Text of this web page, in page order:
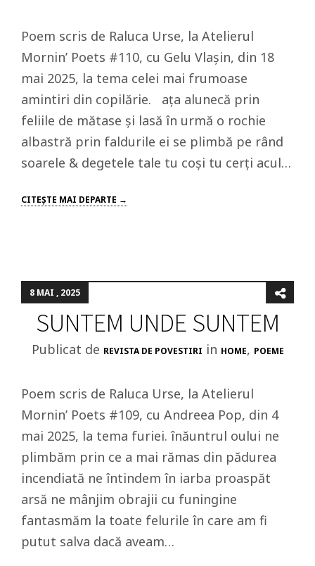
Poem scris de Raluca Urse, la Atelierul
Mornin’ Poets #110, cu Gelu Vlașin, din 18
mai 2025, la tema celei mai frumoase
amintiri din copilărie. ața alunecă prin
feliile de mătase și lasă în urmă o rochie
albastră prin faldurile ei se plimbă pe rând
soarele & degetele tale tu coși tu cerți acul…
CITEŞTE MAI DEPARTE →
8 MAI , 2025
SUNTEM UNDE SUNTEM
Publicat de REVISTA DE POVESTIRI in HOME, POEME
Poem scris de Raluca Urse, la Atelierul
Mornin’ Poets #109, cu Andreea Pop, din 4
mai 2025, la tema furiei. înăuntrul oului ne
plimbăm prin ce a mai rămas din pădurea
incendiată ne întindem în iarba proaspăt
arsă ne mânjim obrajii cu funingine
fantasmăm la toate felurile în care am fi
putut salva dacă aveam…